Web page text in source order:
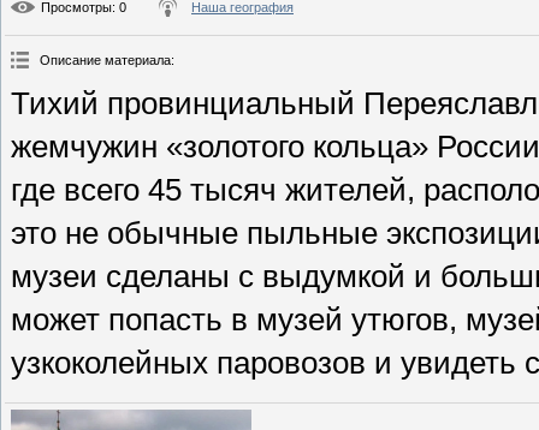
Просмотры: 0 Наша география
Описание материала:
Тихий провинциальный
жемчужин «золотого кольца»
где всего 45 тысяч жителей,
это не обычные пыльные
музеи сделаны с выдумкой и
может попасть в музей утюгов,
узкоколейных паровозов и